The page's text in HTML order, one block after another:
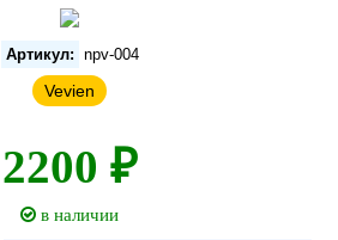
Артикул: npv-004
Vevien
2200 ₽
в наличии